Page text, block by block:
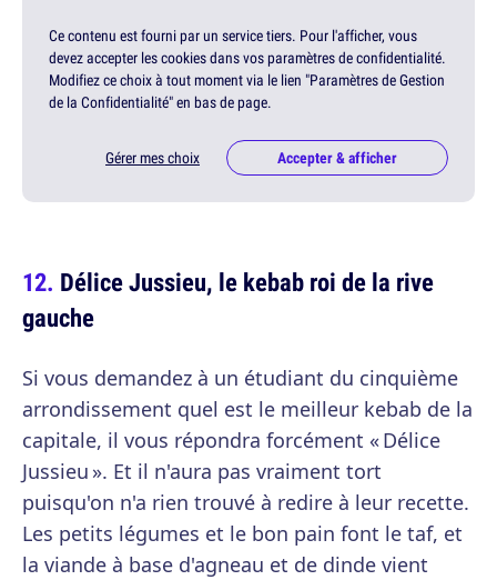
Ce contenu est fourni par un service tiers. Pour l'afficher, vous
devez accepter les cookies dans vos paramètres de confidentialité.
Modifiez ce choix à tout moment via le lien "Paramètres de Gestion
de la Confidentialité" en bas de page.
Gérer mes choix Accepter & afficher
Délice Jussieu, le kebab roi de la rive
gauche
Si vous demandez à un étudiant du cinquième
arrondissement quel est le meilleur kebab de la
capitale, il vous répondra forcément « Délice
Jussieu ». Et il n'aura pas vraiment tort
puisqu'on n'a rien trouvé à redire à leur recette.
Les petits légumes et le bon pain font le taf, et
la viande à base d'agneau et de dinde vient